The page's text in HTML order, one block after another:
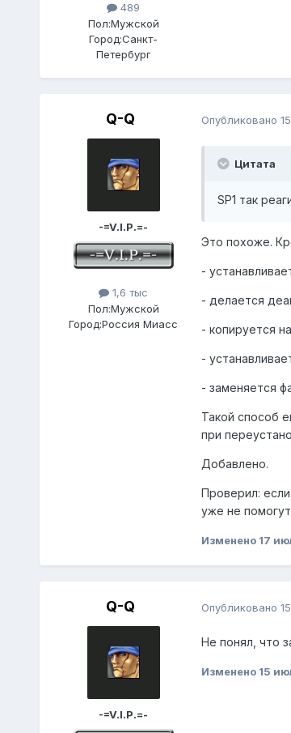
489
Пол:Мужской
Город:Санкт-
Петербург
Q-Q
-=V.I.P.=-
1,6 тыс
Пол:Мужской
Город:Россия Миасс
Опубликовано
Цитата
SP1 так
Это похоже.
-
- делается
- копируется
-
- заменяется
Такой способ
при
Добавлено.
Проверил:
уже не
Изменено 17
Q-Q
-=V.I.P.=-
Опубликовано
Не понял, что
Изменено 15